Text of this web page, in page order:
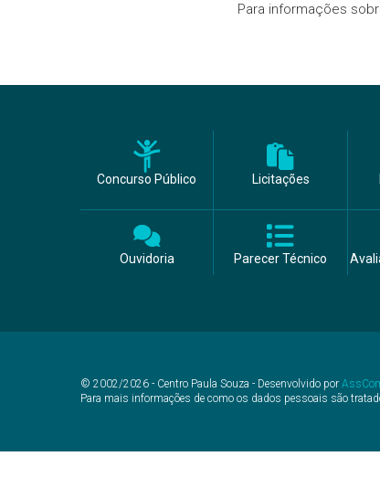
Para informações
Concurso Público Licitações
Ouvidoria Parecer Técnico
© 2002/2026 - Centro Paula Souza - Desenvolvido por
Para mais informações de como os dados pessoais são